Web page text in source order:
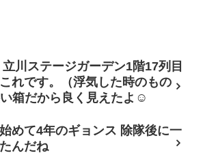
川ステージガーデン1階17列目
れです。（浮気した時のもの
箱だから良く見えたよ☺
めて4年のギョンス 除隊後に一
んだね